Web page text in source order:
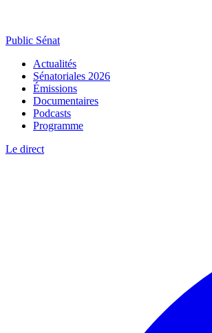
Public Sénat
Actualités
Sénatoriales 2026
Émissions
Documentaires
Podcasts
Programme
Le direct